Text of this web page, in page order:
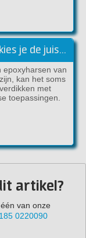
Epoxy en polyester verdikken? Zo kies je de juiste vulstof!
epoxyharsen van
kan het soms
met
toepassingen.
artikel?
van onze
0220090